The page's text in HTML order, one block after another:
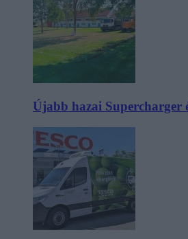
Újabb hazai Supercharger